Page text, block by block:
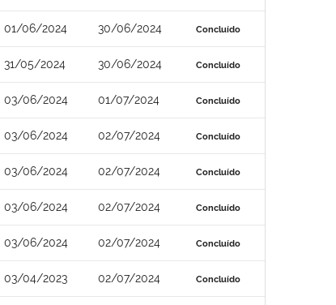
01/06/2024 30/06/2024 Concluído
31/05/2024 30/06/2024 Concluído
03/06/2024 01/07/2024 Concluído
03/06/2024 02/07/2024 Concluído
03/06/2024 02/07/2024 Concluído
03/06/2024 02/07/2024 Concluído
03/06/2024 02/07/2024 Concluído
03/04/2023 02/07/2024 Concluído